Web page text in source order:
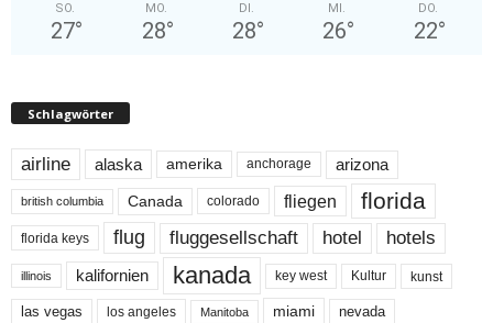
SO.
27°
MO.
28°
DI.
28°
MI.
26°
DO.
22°
Schlagwörter
airline alaska amerika anchorage arizona
british columbia Canada colorado fliegen florida
florida keys flug fluggesellschaft hotel hotels
illinois kalifornien kanada key west Kultur kunst
las vegas los angeles Manitoba miami nevada